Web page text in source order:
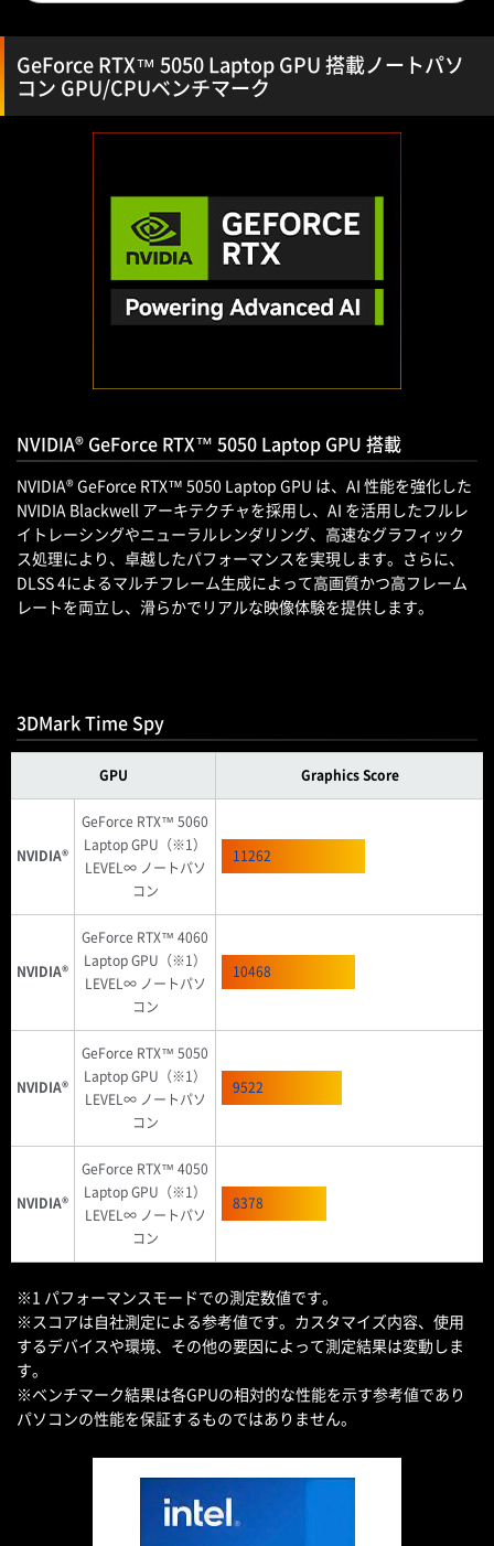
GeForce RTX™ 5050 Laptop GPU 搭載ノートパソ
コン GPU/CPUベンチマーク
NVIDIA® GeForce RTX™ 5050 Laptop GPU 搭載
NVIDIA® GeForce RTX™ 5050 Laptop GPU は、AI 性能を強化した
NVIDIA Blackwell アーキテクチャを採用し、AI を活用したフルレ
イトレーシングやニューラルレンダリング、高速なグラフィック
ス処理により、卓越したパフォーマンスを実現します。さらに、
DLSS 4によるマルチフレーム生成によって高画質かつ高フレーム
レートを両立し、滑らかでリアルな映像体験を提供します。
3DMark Time Spy
GPU Graphics Score
NVIDIA®
GeForce RTX™ 5060
Laptop GPU（※1）
LEVEL∞ ノートパソ
コン
11262
NVIDIA®
GeForce RTX™ 4060
Laptop GPU（※1）
LEVEL∞ ノートパソ
コン
10468
NVIDIA®
GeForce RTX™ 5050
Laptop GPU（※1）
LEVEL∞ ノートパソ
コン
9522
NVIDIA®
GeForce RTX™ 4050
Laptop GPU（※1）
LEVEL∞ ノートパソ
コン
8378
※1 パフォーマンスモードでの測定数値です。
※スコアは自社測定による参考値です。カスタマイズ内容、使用
するデバイスや環境、その他の要因によって測定結果は変動しま
す。
※ベンチマーク結果は各GPUの相対的な性能を示す参考値であり
パソコンの性能を保証するものではありません。